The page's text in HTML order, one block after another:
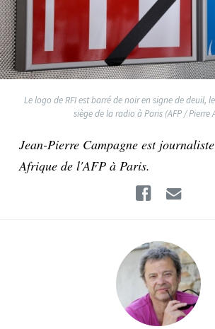
Le logo de RFI est barré de noir en signe de deuil,
siège de la radio à Paris (AFP / Pierre
Jean-Pierre Campagne est
Afrique de l'AFP à Paris.